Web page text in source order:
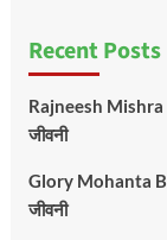
Recent Posts
Rajneesh Mishra
जीवनी
Glory Mohanta
जीवनी